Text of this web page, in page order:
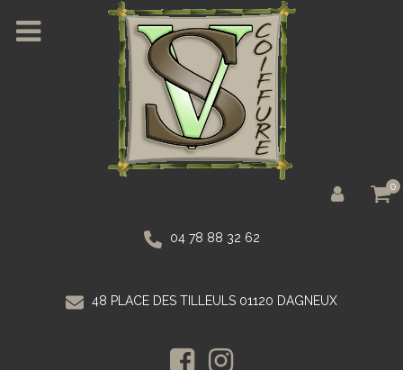
0
04 78 88 32 62
48 PLACE DES TILLEULS 01120 DAGNEUX